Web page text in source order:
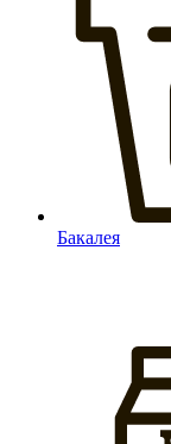
Бакалея